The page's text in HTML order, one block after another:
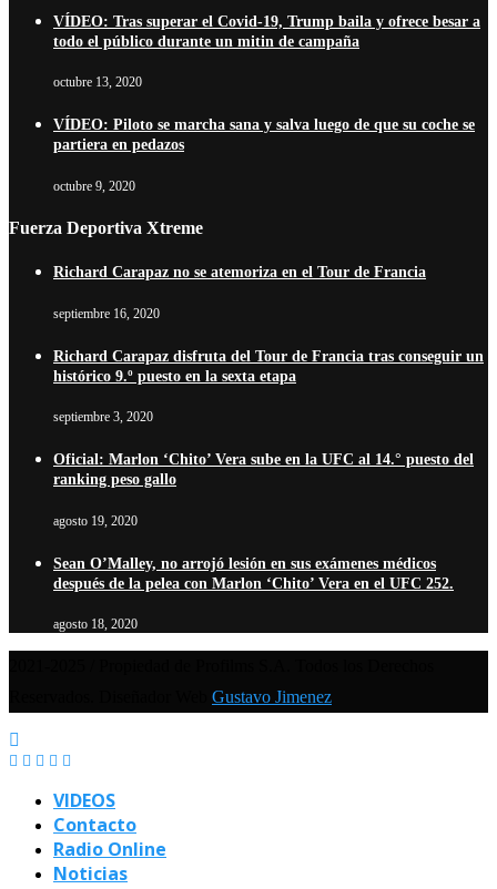
VÍDEO: Tras superar el Covid-19, Trump baila y ofrece besar a
todo el público durante un mitin de campaña
octubre 13, 2020
VÍDEO: Piloto se marcha sana y salva luego de que su coche se
partiera en pedazos
octubre 9, 2020
Fuerza Deportiva Xtreme
Richard Carapaz no se atemoriza en el Tour de Francia
septiembre 16, 2020
Richard Carapaz disfruta del Tour de Francia tras conseguir un
histórico 9.º puesto en la sexta etapa
septiembre 3, 2020
Oficial: Marlon ‘Chito’ Vera sube en la UFC al 14.° puesto del
ranking peso gallo
agosto 19, 2020
Sean O’Malley, no arrojó lesión en sus exámenes médicos
después de la pelea con Marlon ‘Chito’ Vera en el UFC 252.
agosto 18, 2020
Gustavo Jimenez
VIDEOS
Contacto
Radio Online
Noticias